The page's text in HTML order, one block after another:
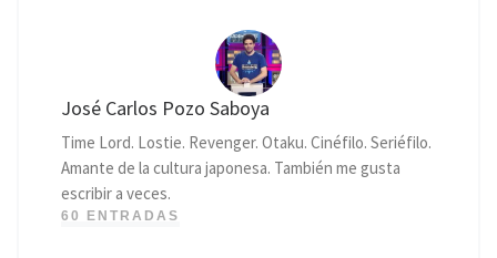
José Carlos Pozo Saboya
Time Lord. Lostie. Revenger. Otaku. Cinéfilo. Seriéfilo.
Amante de la cultura japonesa. También me gusta
escribir a veces.
60 ENTRADAS